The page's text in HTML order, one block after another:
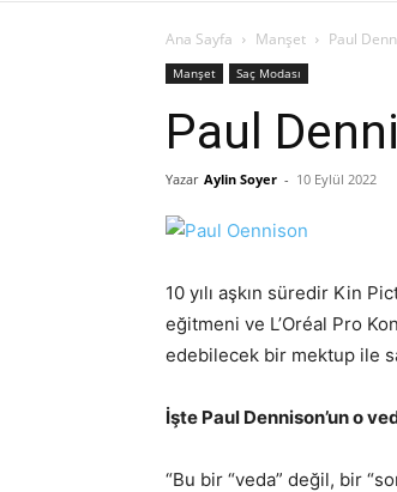
Ana Sayfa Manşet Paul
Manşet Saç Modası
Paul
Yazar Aylin Soyer - 10 Eylül 2022
10 yılı aşkın süredir Kin
eğitmeni ve L’Oréal Pro
edebilecek bir mektup ile
İşte Paul Dennison’un o
“Bu bir “veda” değil, bir